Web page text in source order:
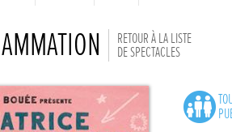
RETOUR À LA LISTE
DE SPECTACLES